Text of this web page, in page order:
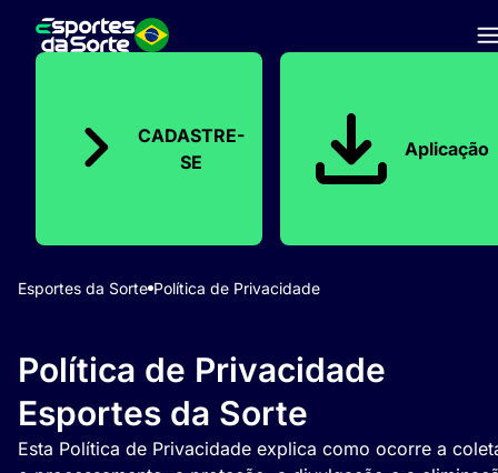
CADASTRE-
SE
Aplicação
Esportes da Sorte Política de Privacidade
Política de Privacidade
Esportes da Sorte
Esta Política de Privacidade explica como ocorre a